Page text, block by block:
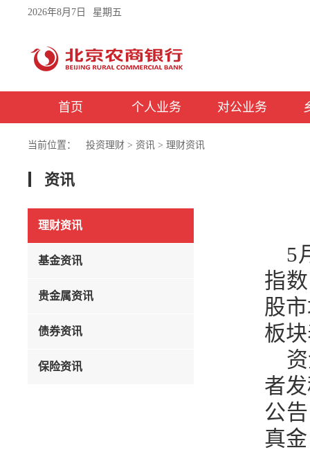
2026年8月7日 星期五
首页 个人业务 对公业务
当前位置： 投资理财 > 资讯 > 理财资讯
资讯
理财资讯
基金资讯
贵金属资讯
债券资讯
保险资讯
5
指
股
板
者
公
真